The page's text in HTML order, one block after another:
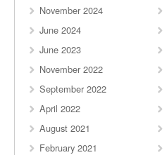
November 2024
June 2024
June 2023
November 2022
September 2022
April 2022
August 2021
February 2021